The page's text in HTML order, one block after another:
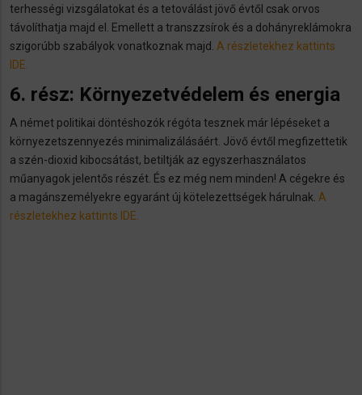
terhességi vizsgálatokat és a tetoválást jövő évtől csak orvos
távolíthatja majd el. Emellett a transzzsírok és a dohányreklámokra
szigorúbb szabályok vonatkoznak majd. A részletekhez kattints
IDE.
6. rész: Környezetvédelem és energia
A német politikai döntéshozók régóta tesznek már lépéseket a
környezetszennyezés minimalizálásáért. Jövő évtől megfizettetik
a szén-dioxid kibocsátást, betiltják az egyszerhasználatos
műanyagok jelentős részét. És ez még nem minden! A cégekre és
a magánszemélyekre egyaránt új kötelezettségek hárulnak. A
részletekhez kattints IDE.